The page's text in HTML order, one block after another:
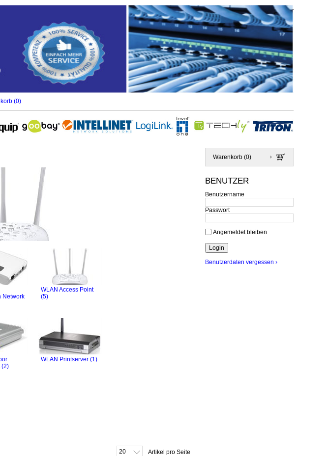
(0)
Warenkorb (0)
BENUTZER
Benutzername
Passwort
Angemeldet bleiben
Benutzerdaten vergessen ›
Network
WLAN Access Point
(5)
(2)
WLAN Printserver (1)
20
Artikel pro Seite